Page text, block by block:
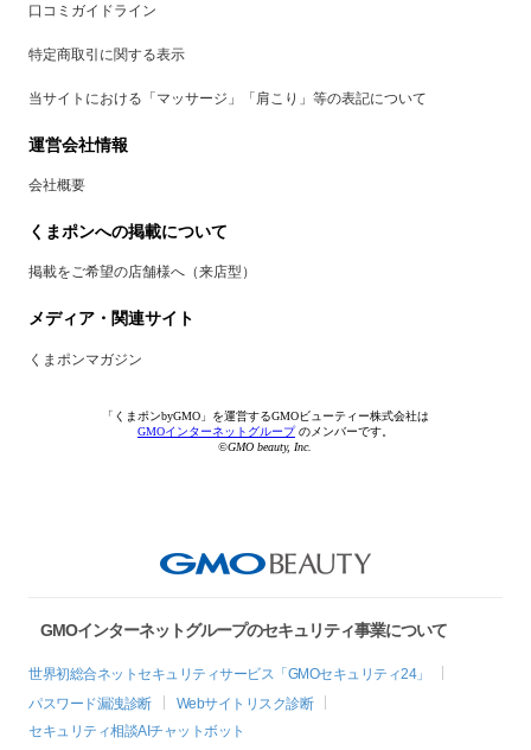
口コミガイドライン
特定商取引に関する表示
当サイトにおける「マッサージ」「肩こり」等の表記について
運営会社情報
会社概要
くまポンへの掲載について
掲載をご希望の店舗様へ（来店型）
メディア・関連サイト
くまポンマガジン
「くまポンbyGMO」を運営するGMOビューティー株式会社は
GMOインターネットグループのメンバーです。
©GMO beauty, Inc.
GMOインターネットグループのセキュリティ事業について
世界初総合ネットセキュリティサービス「GMOセキュリティ24」
パスワード漏洩診断
Webサイトリスク診断
セキュリティ相談AIチャットボット